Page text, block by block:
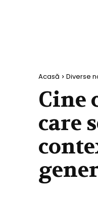
Acasă Diverse
Cine
care